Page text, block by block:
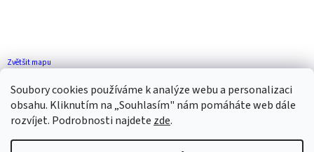
Soubory cookies používáme k analýze webu a personalizaci
obsahu. Kliknutím na „Souhlasím" nám pomáháte web dále
rozvíjet. Podrobnosti najdete zde.
Zvětšit mapu